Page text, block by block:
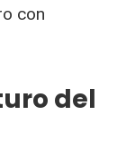
con
del